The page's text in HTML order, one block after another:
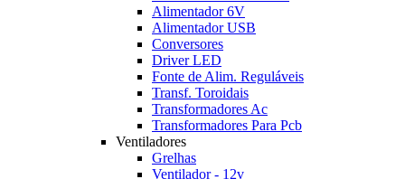
Alimentador 6V
Alimentador USB
Conversores
Driver LED
Fonte de Alim. Reguláveis
Transf. Toroidais
Transformadores Ac
Transformadores Para Pcb
Ventiladores
Grelhas
Ventilador - 12v